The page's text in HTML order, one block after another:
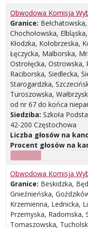
Obwodowa Komisja
Granice:
Chochołowska,
Kłodzka, Kołobrzeska,
Łęczycka, Malborska,
Ostrołęcka, Ostrowska,
Raciborska, Siedlecka,
Starogardzka,
Turoszowska,
od nr 67 do końca
Siedziba: Szkoła
42-200 Częstochowa
Liczba głosów na
Procent głosów na
Obwodowa Komisja
Granice: Beskidzka,
Gnieźnieńska,
Krzemienna, Lednicka,
Przemyska, Radomska,
Tomaszowska,